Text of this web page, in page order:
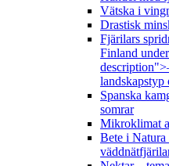
Vätska i
Drastisk
Fjärilars
Finland
landskapstyp
Spanska
somrar
Mikroklimat
Bete i Natura